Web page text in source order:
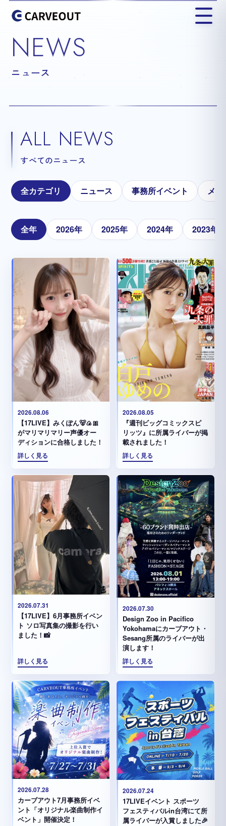
NEWS
ニュース
ALL NEWS
すべてのニュース
全カテゴリ ニュース 事務所イベント メ
全年 2026年 2025年 2024年 2023年
2026.08.06
【17LIVE】みくぽん🐻🍙🎀
がマリマリマリー声優オー
ディションに合格しました！
詳しく見る
2026.08.05
『週刊ビッグコミックスピ
リッツ』に所属ライバーが掲
載されました！
詳しく見る
2026.07.31
【17LIVE】6月事務所イベン
ト ソロ写真集の撮影を行い
ました！📸
詳しく見る
2026.07.30
Design Zoo in Pacifico
Yokohamaにカーブアウト・
Sesang所属のライバーが出
演します！
詳しく見る
2026.07.28
カーブアウト7月事務所イベ
ント「オリジナル楽曲制作イ
ベント」開催決定！
2026.07.24
17LIVEイベント スポーツ
フェスティバルin台湾にて所
属ライバーが入賞しました🎉